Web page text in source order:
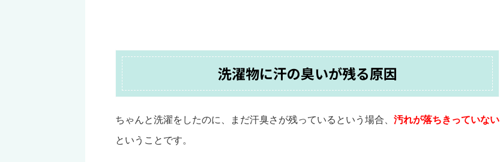
洗濯物に汗の臭いが残る原因
ちゃんと洗濯をしたのに、まだ汗臭さが残っているという場合、 汚れが落ちきっていない
ということです。